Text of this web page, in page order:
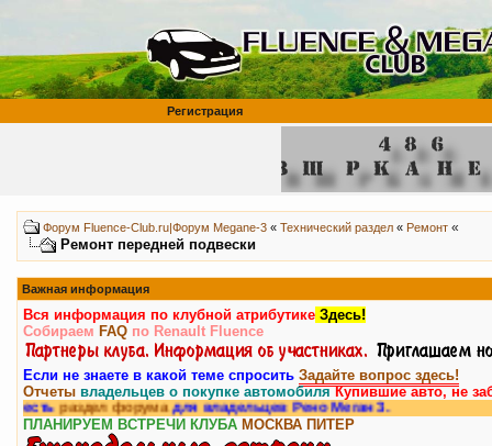
Регистрация
Форум Fluence-Club.ru|Форум Megane-3 « Технический раздел « Ремонт «
Ремонт передней подвески
Важная информация
Вся информация по клубной атрибутике Здесь!
Собираем FAQ по Renault Fluence
Если не знаете в какой теме спросить Задайте вопрос здесь!
Отчеты владельцев о покупке автомобиляКупившие авто, не
раздел форумадля владельцев Рено Меган 3.
ПЛАНИРУЕМ ВСТРЕЧИ КЛУБА МОСКВА ПИТЕР